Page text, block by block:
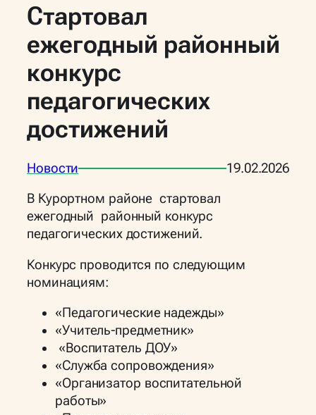
Cтартовал
ежегодный районный
конкурс
педагогических
достижений
Новости
19.02.2026
В Курортном районе стартовал
ежегодный районный конкурс
педагогических достижений.
Конкурс проводится по следующим
номинациям:
«Педагогические надежды»
«Учитель-предметник»
«Воспитатель ДОУ»
«Служба сопровождения»
«Организатор воспитательной
работы»